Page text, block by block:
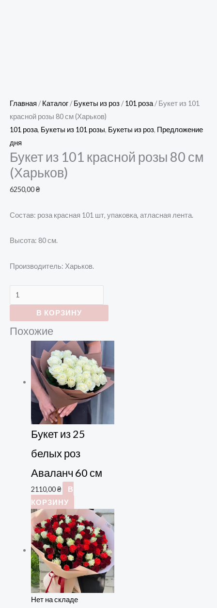
Главная /Каталог /Букеты из роз /101 роза / Букет из 101
красной розы 80 см (Харьков)
101 роза, Букеты из 101 розы, Букеты из роз, Предложение
дня
Букет из 101 красной розы 80 см
(Харьков)
6250,00₴
Состав: роза красная 101 шт, упаковка, атласная лента.
Высота: 80 см.
Производитель: Харьков.
В КОРЗИНУ
Похожие
Букет из 25
белых роз
Аваланч 60 см
2110,00₴
В
КОРЗИНУ
Нет на складе